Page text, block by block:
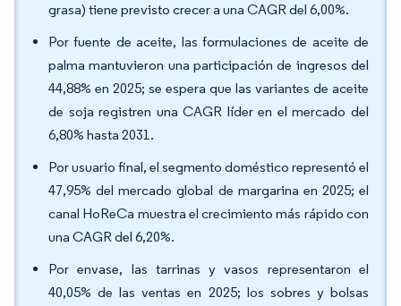
grasa) tiene previsto crecer a una CAGR del 6,00%.
Por fuente de aceite, las formulaciones de aceite de
palma mantuvieron una participación de ingresos del
44,88% en 2025; se espera que las variantes de aceite
de soja registren una CAGR líder en el mercado del
6,80% hasta 2031.
Por usuario final, el segmento doméstico representó el
47,95% del mercado global de margarina en 2025; el
canal HoReCa muestra el crecimiento más rápido con
una CAGR del 6,20%.
Por envase, las tarrinas y vasos representaron el
40,05% de las ventas en 2025; los sobres y bolsas